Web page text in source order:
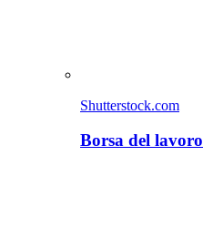
Shutterstock.com
Borsa del lavoro